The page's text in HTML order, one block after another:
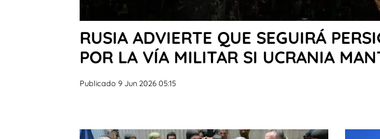
RUSIA ADVIERTE QUE SEGUIRÁ
POR LA VÍA MILITAR SI UCRANIA
Publicado 9 Jun 2026 05:15